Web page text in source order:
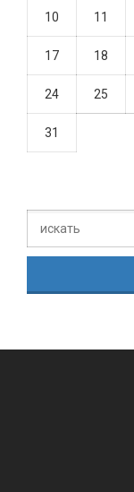
10 11
17 18
24 25
31